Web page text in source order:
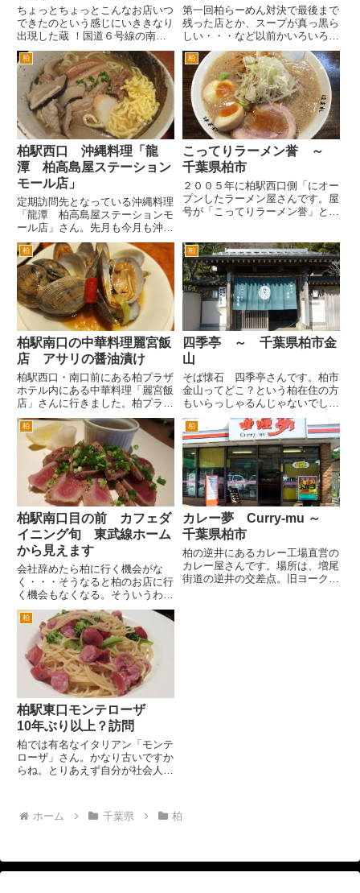
ちょっとちょっとこんなお店いつ
できたのという感じにいききなり
出現した蔵 ！国道６号線の南柏
旧日光街道入口（しゃぶしゃぶど
ん亭のある交差点）を豊四季方面
へ入って、ちょっと走った右手で
す。 ここはもとなんだったんだ
ろうか。いずれにしてもこんな
大...
第一回柏らーめん対決で最後まで
残った店とか、スープが真っ黒ら
しい・・・など以前かいろいろう
わさを聞いていて、気になってい
た店です。 ＪＲ柏駅西口を出
て、線路沿いに左へ進みます。あ
るいは、同じく柏駅南口を出て、
右へ進み階段を下りて、線路沿い
に...
柏
柏駅西口 沖縄料理「龍
潭 柏高島屋ステーション
モール店」
定期訪問先となっている沖縄料理
「龍潭 柏高島屋ステーションモ
ール店」さん。先月も今月も沖縄
に行くので沖縄不足ではないので
すが、沖縄不足の時には気軽に沖
縄気分を味わうことができます。
最近外の夜景には東横インのネ
オンが目立つようになりました...
柏
こってりラーメン誉 ～
千葉県柏市
２００５年に柏駅西口側「にオー
プンしたラーメン屋さんです。屋
号が「こってりラーメン誉」とい
ン激戦区となっている柏駅西口か
ら線路沿いに松戸方面へ。南口を
出た方が近いんですが、ここを
線...
柏
柏駅南口の中華料理麗宮飯
店 アサリの醤油漬け
柏駅西口・南口前にある柏プラザ
ホテル内にある中華料理「麗宮飯
店」さんに行きました。柏プラザ
ホテルがオープンした頃から通っ
ている中華料理店です。前職での
送別会でも何度も来ました。
まずは、ビールです。ここの生ビ
ールは、キリンかアサヒが選べ
ま...
柏
四季亭 ～ 千葉県柏市金
山
そば懐石 四季亭さんです。柏市
金山ってどこ？という柏在住の方
もいらっしゃるんじゃないでしょ
うか。 柏市金山というのは、旧
沼南町です。市境にあり、隣はす
ぐ白井市です。 国道16号を柏市
街から外回りを千葉方面へ。藤ヶ
谷の交差点を過ぎると巨大なゴ...
柏
柏駅南口目の前 カフェダ
イニング旬 東武線ホーム
から見えます
会社辞めたら柏に行く機会がな
く・・・そうなると柏のお店に行
く機会もなくなる。そういうわけ
で足が遠のいていた柏駅南口目の
前にあるビルにあるカフェダイニ
ング旬さんを久しぶりに訪問。
行くともらえる1ドリンク無料
券をだしてみた。有効期限がない
と...
柏
カレー夢 Curry-mu ～
千葉県柏市
柏の逆井にあるカレー工場直営の
カレー屋さんです。場所は、増尾
街道の逆井の交差点。旧ヨークマ
柏
柏駅東口モンテローザ
10年ぶり以上？訪問
柏では有名なイタリアン「モンテ
ローザ」さん。かなり古いですか
らね。とりあえず自分が社会人に
プの「KASHIWA マイ・ラブ ～
ユーミンを聞きながら～」の歌詞
ホーム 千葉県 柏